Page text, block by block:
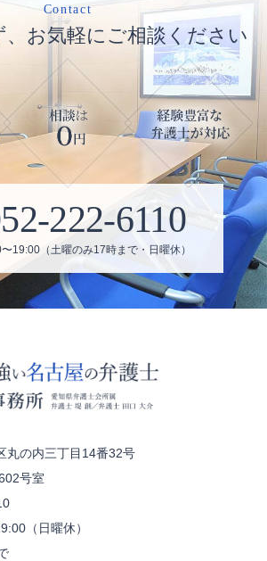
Contact
、お気軽にご相談ください
222-6110
19:00（土曜のみ17時まで・日曜休）
丸の内三丁目14番32号
号室
（日曜休）